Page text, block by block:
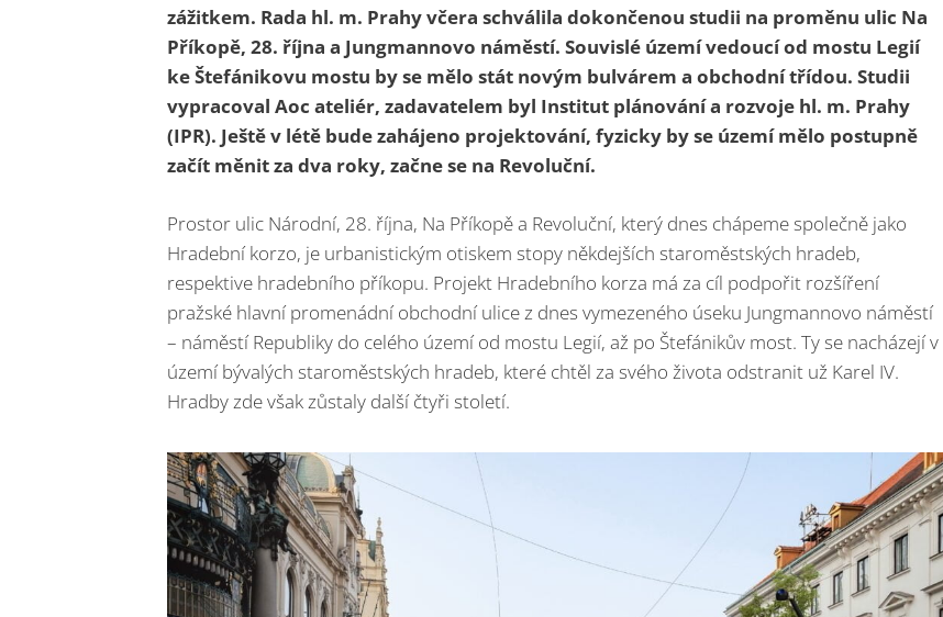
zážitkem. Rada hl. m. Prahy včera schválila dokončenou studii na proměnu ulic Na
Příkopě, 28. října a Jungmannovo náměstí. Souvislé území vedoucí od mostu Legií
ke Štefánikovu mostu by se mělo stát novým bulvárem a obchodní třídou. Studii
vypracoval Aoc ateliér, zadavatelem byl Institut plánování a rozvoje hl. m. Prahy
(IPR). Ještě v létě bude zahájeno projektování, fyzicky by se území mělo postupně
začít měnit za dva roky, začne se na Revoluční.
Prostor ulic Národní, 28. října, Na Příkopě a Revoluční, který dnes chápeme společně jako
Hradební korzo, je urbanistickým otiskem stopy někdejších staroměstských hradeb,
respektive hradebního příkopu. Projekt Hradebního korza má za cíl podpořit rozšíření
pražské hlavní promenádní obchodní ulice z dnes vymezeného úseku Jungmannovo náměstí
– náměstí Republiky do celého území od mostu Legií, až po Štefánikův most. Ty se nacházejí v
území bývalých staroměstských hradeb, které chtěl za svého života odstranit už Karel IV.
Hradby zde však zůstaly další čtyři století.